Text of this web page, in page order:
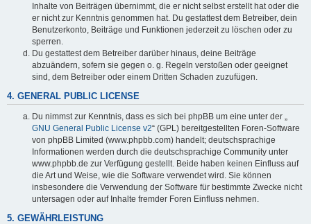
Inhalte von Beiträgen übernimmt, die er nicht selbst erstellt hat oder die
er nicht zur Kenntnis genommen hat. Du gestattest dem Betreiber, dein
Benutzerkonto, Beiträge und Funktionen jederzeit zu löschen oder zu
sperren.
Du gestattest dem Betreiber darüber hinaus, deine Beiträge
abzuändern, sofern sie gegen o. g. Regeln verstoßen oder geeignet
sind, dem Betreiber oder einem Dritten Schaden zuzufügen.
4. GENERAL PUBLIC LICENSE
Du nimmst zur Kenntnis, dass es sich bei phpBB um eine unter der „
GNU General Public License v2“ (GPL) bereitgestellten Foren-Software
von phpBB Limited (www.phpbb.com) handelt; deutschsprachige
Informationen werden durch die deutschsprachige Community unter
www.phpbb.de zur Verfügung gestellt. Beide haben keinen Einfluss auf
die Art und Weise, wie die Software verwendet wird. Sie können
insbesondere die Verwendung der Software für bestimmte Zwecke nicht
untersagen oder auf Inhalte fremder Foren Einfluss nehmen.
5. GEWÄHRLEISTUNG